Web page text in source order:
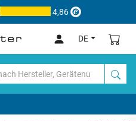
4,86
DE